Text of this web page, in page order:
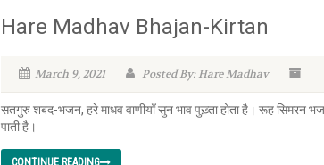
Hare Madhav Bhajan-Kirtan
March 9, 2021 Posted By: Hare Madhav
सतगुरु शबद-भजन, हरे माधव वाणीयाँ सुन भाव पुख़्ता होता है। रूह सिमरन
पाती है।
CONTINUE READING